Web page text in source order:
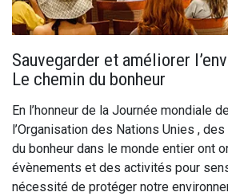
Sauvegarder et améliorer
Le chemin du bonheur
En l’honneur de la Journée mondiale
l’Organisation des Nations Unies ,
du bonheur dans le monde entier ont
évènements et des activités pour
nécessité de protéger notre